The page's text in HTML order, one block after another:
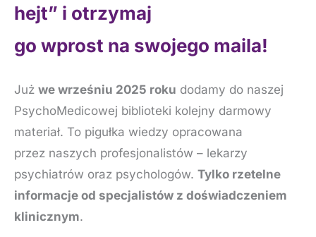
hejt” i otrzymaj
go wprost na swojego maila!
Już we wrześniu 2025 roku dodamy do naszej
PsychoMedicowej biblioteki kolejny darmowy
materiał. To pigułka wiedzy opracowana
przez naszych profesjonalistów – lekarzy
psychiatrów oraz psychologów. Tylko rzetelne
informacje od specjalistów z doświadczeniem
klinicznym.